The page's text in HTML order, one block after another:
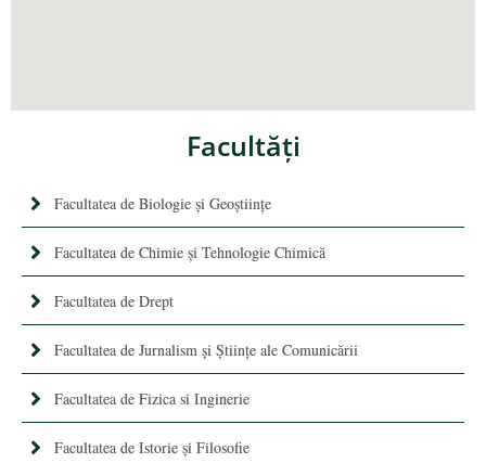
Facultăţi
Facultatea de Biologie și Geoștiințe
Facultatea de Chimie şi Tehnologie Chimică
Facultatea de Drept
Facultatea de Jurnalism şi Ştiinţe ale Comunicării
Facultatea de Fizica si Inginerie
Facultatea de Istorie şi Filosofie